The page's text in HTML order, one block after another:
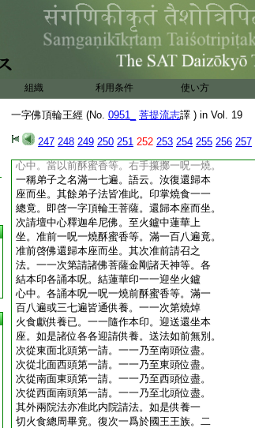
組織 利用条件 使い方
一字佛頂輪王經 (No. 0951_ 菩提流志譯 ) in Vol. 19
247 248 249 250 251 252 253 254 255 256 257
法。修飾布瑟置迦火壇之法。其阿闍梨於火
東。當又整儀面東跪坐。當以酥蜜胡麻人
沈水香末白檀香末蘇合香安悉香熏陸香稻
穀華。各等分相和呪七遍已。先請火天坐火
一呪一燒滿七遍已。即心裏
請云。大火天神且出鑪外側邊安坐。今欲供
養諸佛般若波羅蜜多一切頂輪王菩薩諸菩
薩等。作斯語已。即請一切頂輪王菩薩至火
鑪中蓮華上坐。其阿闍梨即以左手執金剛
杵。一一次第單喚弟子。近阿闍梨左邊。合
心中。當以前酥蜜香等。右手攥擲一呪一燒。
一稱弟子之名滿一七遍。語云。汝復還歸本
座而坐。其餘弟子法皆准此。印掌燒食一一
總竟。即啓一字頂輪王菩薩。還歸本座而坐。
次請壇中心釋迦牟尼佛。至火鑪中蓮華上
坐。准前一呪一燒酥蜜香等。滿一百八遍竟。
准前啓佛還歸本座而坐。其次准前請召之
法。一一次第請諸佛菩薩金剛諸天神等。各
結本印各誦本呪。結蓮華印一一迎坐火鑪
心中。各誦本呪一呪一燒前酥蜜香等。滿一
百八遍或三七遍皆通供養。一一次第燒焯
火食獻供養已。一一隨作本印。迎送還坐本
座。如是諸位各各迎請供養。送法如前無別。
次從東面北頭第一請。一一乃至南頭位盡。
次從北面西頭第一請。一一乃至東頭位盡。
次從南面東頭第一請。一一乃至西頭位盡。
次從西面南頭第一請。一一乃至北頭位盡。
其外兩院法亦准此内院請法。如是供養一
切火食總周畢竟。復次一爲於國王王族。二